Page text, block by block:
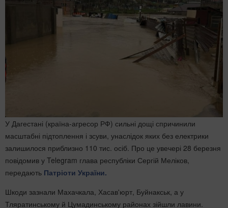
У Дагестані (країна-агресор РФ) сильні дощі спричинили
масштабні підтоплення і зсуви, унаслідок яких без електрики
залишилося приблизно 110 тис. осіб. Про це увечері 28 березня
повідомив у Telegram глава республіки Сергій Меліков,
передають Патріоти України.
Шкоди зазнали Махачкала, Хасав'юрт, Буйнакськ, а у
Тляратинському й Цумадинському районах зійшли лавини.